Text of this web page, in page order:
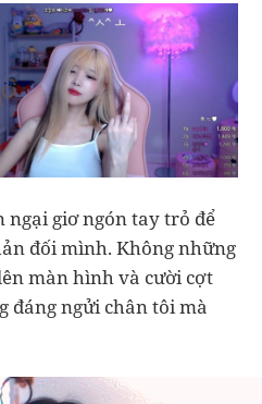
giơ ngón tay trỏ để
đối mình. Không những
màn hình và cười cợt
đáng ngửi chân tôi mà